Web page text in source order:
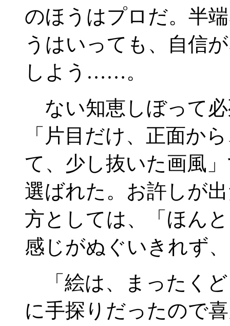
のほうはプロだ。半
うはいっても、自信
しよう……。
ない知恵しぼって
「片目だけ、正面か
て、少し抜いた画風
選ばれた。お許しが
方としては、「ほん
感じがぬぐいきれず
「絵は、まったく
に手探りだったので